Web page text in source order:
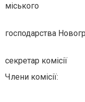
міського
господарства
секретар комісії
Члени комісії: